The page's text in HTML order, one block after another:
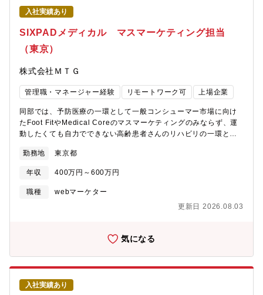
ネジメント。【同社について】「人々の進学先選びを日本で一番
サポートできる会社になる」という思いで、最適な塾選びを提供
できる日本最大級の塾検索サイト「塾選」を運営するスタートア
ップ企業です。少子高齢化となりつつある今、一人当たりの教育
コストは首都圏を中心に増加している傾向にあります。特に進学
人等の口コミ>チラシのポスティング>口コミサイトという順で選
ばれていること、進学先に応じた塾選びがされていない状況で
す。同社では不合格も含めたリアルなユーザーの合格体験記を集
めて公開し、進学先から学習塾を選べる、他にはないサービスを
提供しています。【事業の状況について】・事業成長に向け10億
円以上の資金調達を実施済です。・IPOに向け着実に事業成長して
おります。【職場の雰囲気やカルチャー、働き方について】・経
営陣の年齢が高くベテランが多く、成功パターンを知っている方
JAPAN 「日本の起業家名鑑400」に掲載されております)。・子育
の働き方ではなく(平均残業時間10h)、中抜けも可能です。
のイベントの企画/アジェンダ検討、イベント運営・参加者へのフ
ォローアップ・Webページの内容更新、コラムなどのWebコンテ
ンツのドラフトの作成、制作進行管理【所属チームについて】
Markets部門のコンサルティング担当メンバーはリーダーのほか
10名のチーム体制で実施。Markets部門の中ではOffering &
営業推進のメンバーと情報共有なども実施しています。日々の業
務はMarkets部門のコンサルティング担当チームとして実務をこな
しつつ、PwCコンサルティング所属のMarkets担当パートナー
していくことが多いポジションになります。【働き方】リモート
ワーク有り、コアタイムなしのフレックスタイム制度あり、フリ
ーアドレス等、非常に風通しの良い、働きやすい環境です！リモ
ートワークは可能ですが、対面のイベント（懇親会がある場合あ
【Onboarding体制】■バディによるオンボーディングのサポート
直後に分からないことを質問でき、相談に乗ってもらうことがで
きます。【おすすめポイント】■PwCコンサルティングのパートナ
ポジションです。■コンサルティングのプロフェッショナルと協働
リアを築くことができます。■コア無しフレックスタイム制度、フ
入社実績あり
SIXPADメディカル マスマーケティング担当
（東京）
株式会社ＭＴＧ
管理職・マネージャー経験 リモートワーク可 上場企業
同部では、予防医療の一環として一般コンシューマー市場に向け
たFoot FitやMedical Coreのマスマーケティングのみならず、運
動したくても自力でできない高齢患者さんのリハビリの一環とし
ケティング活動も展開しています。本ポジションでは、商品の認
知拡大と売上最大化に向けたマーケティング業務全般をお任せし
ます。市場調査からキャンペーンの企画立案、実施後の効果測
定・分析、PDCAサイクルによる改善までを一気通貫で担当し、
務内容】(1)商品のプロモーション・キャンペーンの企画立案(2)実
（PDCA）(3)市場のトレンド分析や、顧客ユーザーのニーズを探
るマーケティングリサーチ(4)営業部門への施策共有や、広告代理
店などの外部パートナーとの調整(5)CM含む動画やスチール、商
品ページなどの制作領域におけるマーケ責任者としてのディレク
ション【今後のキャリア】(入社3か月)会社の商品を知り、既存の
枠組みをキャッチアップする期間。商品知識やターゲット層、こ
勤務地 東京都
年収 400万円～600万円
職種
webマーケター
更新日 2026.08.03
気になる
入社実績あり